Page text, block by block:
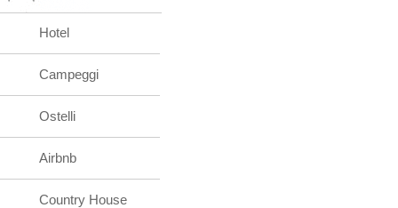
Hotel
Campeggi
Ostelli
Airbnb
Country House